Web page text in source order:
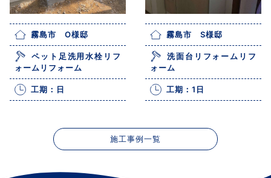
霧島市 O様邸
ペット足洗用水栓リフ
ォームリフォーム
工期：日
霧島市 S様邸
洗面台リフォームリフ
ォーム
工期：1日
施工事例一覧